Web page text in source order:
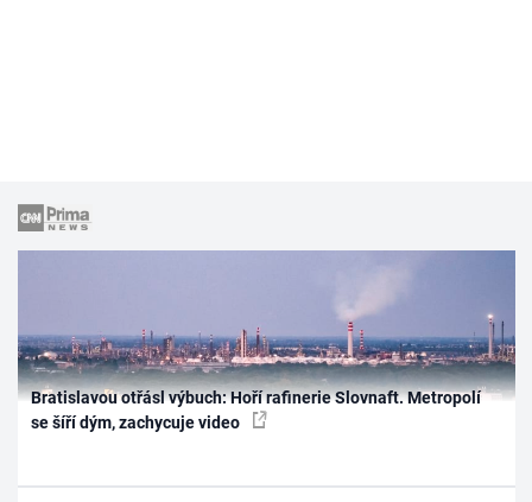
Bratislavou otřásl výbuch: Hoří rafinerie Slovnaft. Metropolí
se šíří dým, zachycuje video